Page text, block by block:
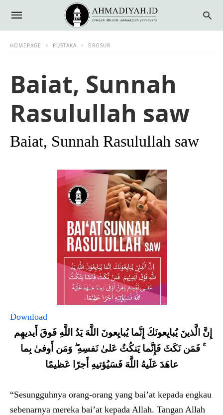
HOMEPAGE PUSTAKA BROSUR
Baiat, Sunnah
Rasulullah saw
Baiat, Sunnah Rasulullah saw
Download
ۚ فَمَن نَكَثَ فَإِنَّما يَنكُثُ عَلىٰ نَفسِهِ ۖ وَمَن أَوفىٰ بِما
عاهَدَ عَلَيهُ اللَّهَ فَسَيُؤتيهِ أَجرًا عَظيمًا
“Sesungguhnya orang-orang yang bai’at kepada engkau
sebenarnya mereka bai’at kepada Allah. Tangan Allah